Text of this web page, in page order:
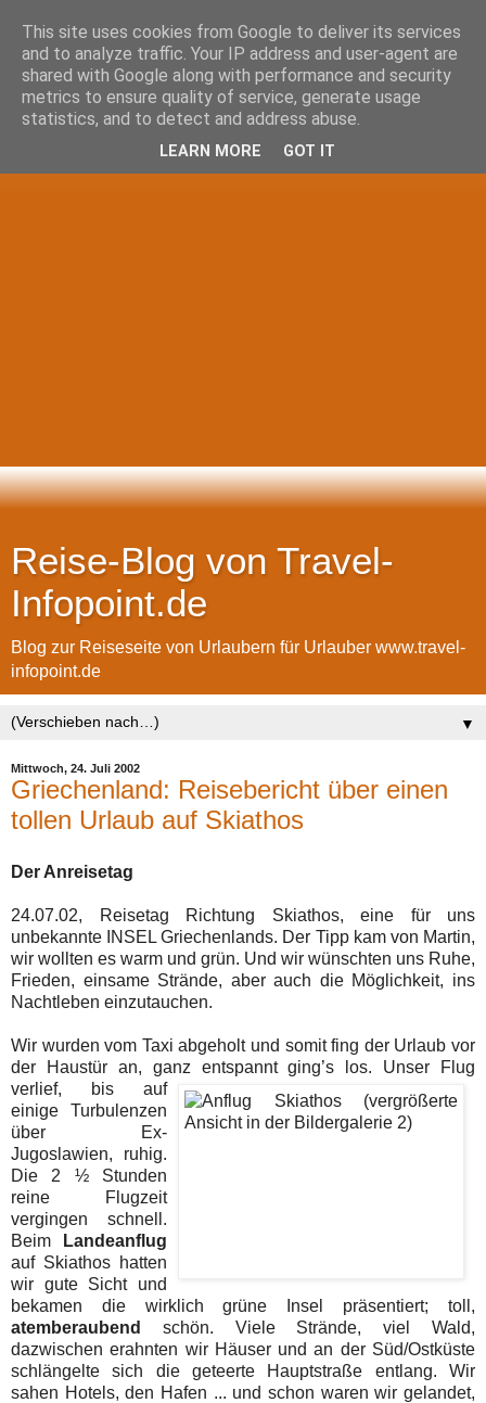
Reise-Blog von Travel-
Infopoint.de
Blog zur Reiseseite von Urlaubern für Urlauber www.travel-
infopoint.de
▼
Mittwoch, 24. Juli 2002
Griechenland: Reisebericht über einen
tollen Urlaub auf Skiathos
Der Anreisetag
24.07.02, Reisetag Richtung Skiathos, eine für uns
unbekannte INSEL Griechenlands. Der Tipp kam von Martin,
wir wollten es warm und grün. Und wir wünschten uns Ruhe,
Frieden, einsame Strände, aber auch die Möglichkeit, ins
Nachtleben einzutauchen.
Wir wurden vom Taxi abgeholt und somit fing der Urlaub vor
der Haustür an, ganz entspannt ging’s los. Unser Flug
verlief, bis auf
einige Turbulenzen
über Ex-
Jugoslawien, ruhig.
Die 2 ½ Stunden
reine Flugzeit
vergingen schnell.
Beim
Landeanflug
auf Skiathos hatten
wir gute Sicht und
bekamen die wirklich grüne Insel präsentiert; toll,
atemberaubend
schön. Viele Strände, viel Wald,
dazwischen erahnten wir Häuser und an der Süd/Ostküste
schlängelte sich die geteerte Hauptstraße entlang. Wir
sahen Hotels, den Hafen ... und schon waren wir gelandet,
This site uses cookies from Google to deliver its services
and to analyze traffic. Your IP address and user-agent are
shared with Google along with performance and security
metrics to ensure quality of service, generate usage
statistics, and to detect and address abuse.
LEARN MORE GOT IT